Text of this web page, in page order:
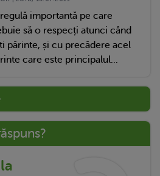
importantă pe care
să o respecți atunci când
părinte, și cu precădere acel
care este principalul...